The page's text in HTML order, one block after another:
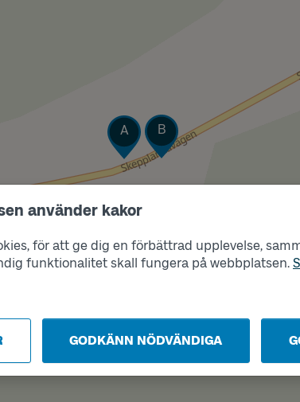
använder kakor
för att ge dig en förbättrad upplevelse,
funktionalitet skall fungera på webbplatsen.
GODKÄNN NÖDVÄNDIGA
Läge
A Läge
B